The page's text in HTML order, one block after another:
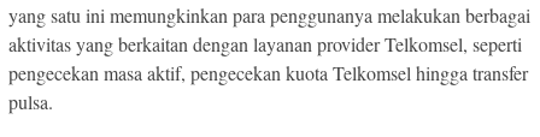
yang satu ini memungkinkan para penggunanya melakukan berbagai
aktivitas yang berkaitan dengan layanan provider Telkomsel, seperti
pengecekan masa aktif, pengecekan kuota Telkomsel hingga transfer
pulsa.